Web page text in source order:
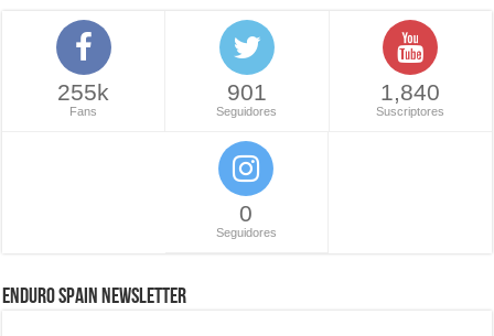
255k
Fans
901
Seguidores
1,840
Suscriptores
0
Seguidores
ENDURO SPAIN NEWSLETTER